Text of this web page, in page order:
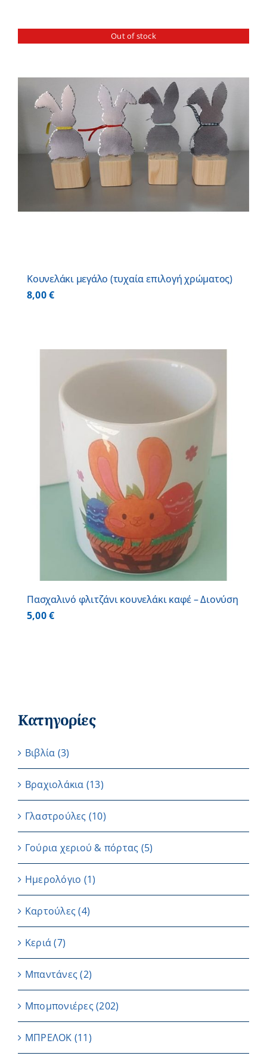
Out of stock
Κουνελάκι μεγάλο (τυχαία επιλογή χρώματος)
8,00€
Πασχαλινό φλιτζάνι κουνελάκι καφέ – Διονύση
5,00€
Κατηγορίες
Βιβλία (3)
Βραχιολάκια (13)
Γλαστρούλες (10)
Γούρια χεριού & πόρτας (5)
Ημερολόγιο (1)
Καρτούλες (4)
Κεριά (7)
Μπαντάνες (2)
Μπομπονιέρες(202)
ΜΠΡΕΛΟΚ (11)